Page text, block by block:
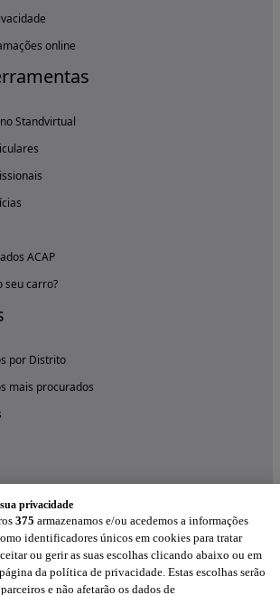
online
Standvirtual
ACAP
seu carro?
por Distrito
mais procurados
privacidade
375 armazenamos e/ou acedemos a informações
identificadores únicos em cookies para tratar
ou gerir as suas escolhas clicando abaixo ou em
da política de privacidade. Estas escolhas serão
e não afetarão os dados de